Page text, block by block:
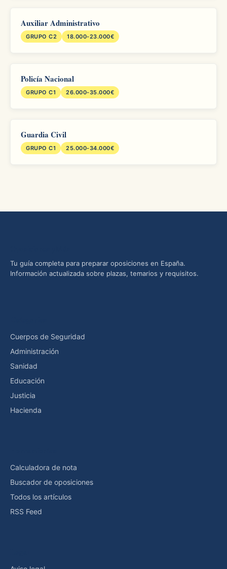
Auxiliar Administrativo
GRUPO C2 18.000-23.000€
Policía Nacional
GRUPO C1 26.000-35.000€
Guardia Civil
GRUPO C1 25.000-34.000€
Tu guía completa para preparar oposiciones en España.
Información actualizada sobre plazas, temarios y requisitos.
Cuerpos de Seguridad
Administración
Sanidad
Educación
Justicia
Hacienda
Calculadora de nota
Buscador de oposiciones
Todos los artículos
RSS Feed